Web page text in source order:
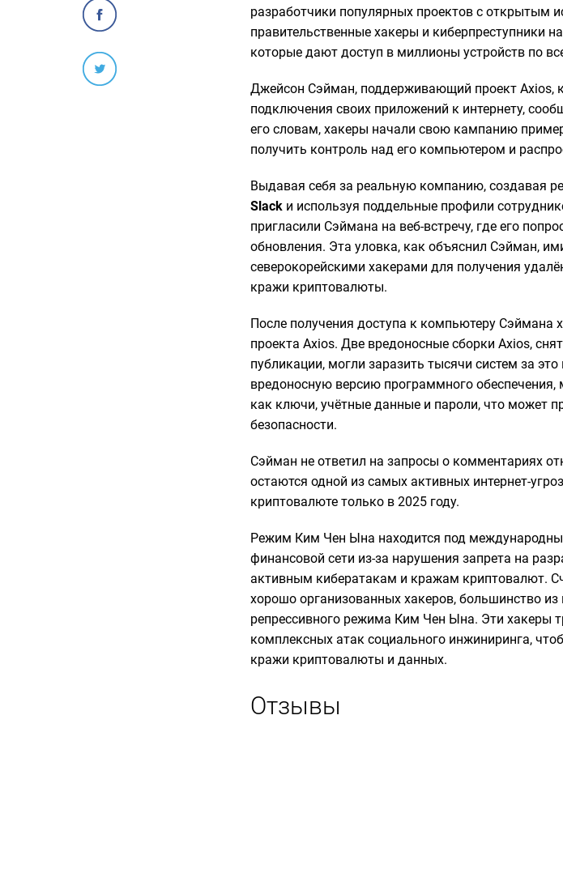
разработчики популярных проектов с открытым
правительственные хакеры и киберпреступники
которые дают доступ в миллионы устройств по
Джейсон Сэйман, поддерживающий проект Axios,
подключения своих приложений к интернету,
его словам, хакеры начали свою кампанию
получить контроль над его компьютером и
Выдавая себя за реальную компанию, создавая
Slack и используя поддельные профили
пригласили Сэймана на веб-встречу, где его
обновления. Эта уловка, как объяснил Сэйман,
северокорейскими хакерами для получения
кражи криптовалюты.
После получения доступа к компьютеру Сэймана
проекта Axios. Две вредоносные сборки Axios,
публикации, могли заразить тысячи систем за
вредоносную версию программного
как ключи, учётные данные и пароли, что может
безопасности.
Сэйман не ответил на запросы о комментариях
остаются одной из самых активных интернет-
криптовалюте только в 2025 году.
Режим Ким Чен Ына находится под
финансовой сети из-за нарушения запрета на
активным кибератакам и кражам криптовалют.
хорошо организованных хакеров, большинство
репрессивного режима Ким Чен Ына. Эти хакеры
комплексных атак социального инжиниринга,
кражи криптовалюты и данных.
Отзывы